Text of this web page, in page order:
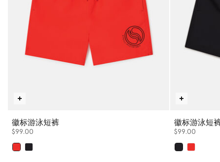
徽标游泳短裤
$99.00
徽标游泳短
$99.00